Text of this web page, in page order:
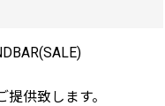
供致します。